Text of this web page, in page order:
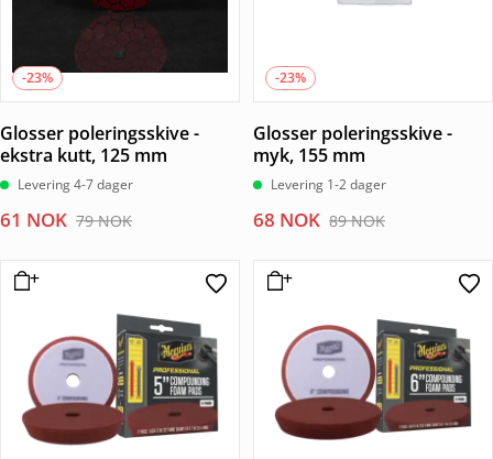
-23%
Glosser poleringsskive -
ekstra kutt, 125 mm
Levering 4-7 dager
79NOK
Opprinnelig
var:
79 NOK.
61 NOK
Nåværende
er:
61 NOK.
-23%
Glosser poleringsskive -
myk, 155 mm
Levering 1-2 dager
89NOK
Opprinnelig
var:
89 NOK.
68 NOK
Nåværende
er:
68 NOK.